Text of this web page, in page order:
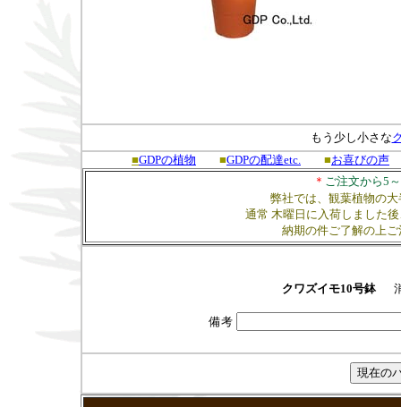
もう少し小さな
■GDPの植物 ■GDPの配達etc. ■お喜びの声
＊ ご注文から5
弊社では、観葉植物の
通常 木曜日に入荷しました
納期の件ご了解の上
クワズイモ10号鉢
備考